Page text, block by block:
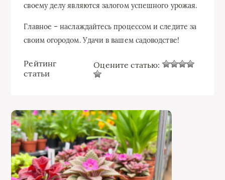
своему делу являются залогом успешного урожая.
Главное – наслаждайтесь процессом и следите за
своим огородом. Удачи в вашем садоводстве!
Рейтинг
статьи
Оцените статью: